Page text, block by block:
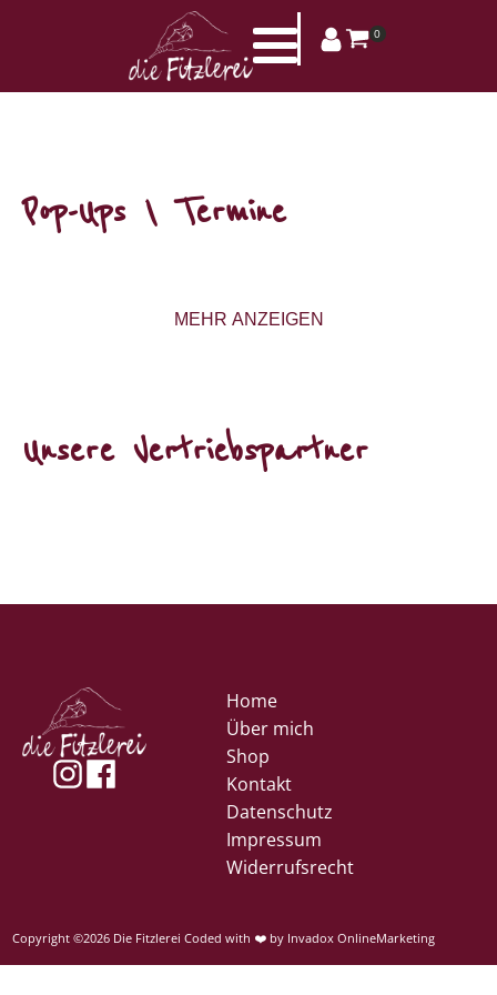
0
Pop-Ups \ Termine
MEHR ANZEIGEN
Unsere Vertriebspartner
Home
Über mich
Shop
Kontakt
Datenschutz
Impressum
Widerrufsrecht
Copyright ©2026 Die Fitzlerei Coded with ❤️ by Invadox OnlineMarketing